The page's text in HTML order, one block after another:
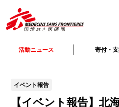
活動ニュース 寄付・
イベント報告
【イベント報告】北